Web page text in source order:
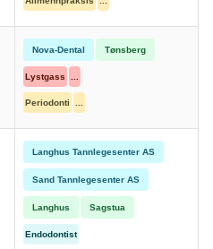
Nova-Dental Tønsberg
Lystgass
Periodonti
Langhus Tannlegesenter AS
Sand Tannlegesenter AS
Langhus Sagstua
Endodontist